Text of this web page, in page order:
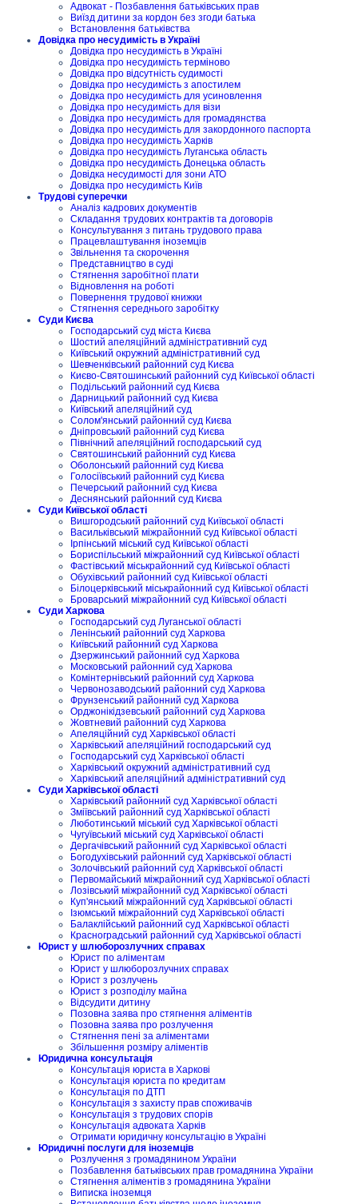
Адвокат - Позбавлення батьківських прав
Виїзд дитини за кордон без згоди батька
Встановлення батьківства
Довідка про несудимість в Україні
Довідка про несудимість в Україні
Довідка про несудимість терміново
Довідка про відсутність судимості
Довідка про несудимість з апостилем
Довідка про несудимість для усиновлення
Довідка про несудимість для візи
Довідка про несудимість для громадянства
Довідка про несудимість для закордонного паспорта
Довідка про несудимість Харків
Довідка про несудимість Луганська область
Довідка про несудимість Донецька область
Довідка несудимості для зони АТО
Довідка про несудимість Київ
Трудові суперечки
Аналіз кадрових документів
Складання трудових контрактів та договорів
Консультування з питань трудового права
Працевлаштування іноземців
Звільнення та скорочення
Представництво в суді
Стягнення заробітної плати
Відновлення на роботі
Повернення трудової книжки
Стягнення середнього заробітку
Суди Києва
Господарський суд міста Києва
Шостий апеляційний адміністративний суд
Київський окружний адміністративний суд
Шевченківський районний суд Києва
Києво-Святошинський районний суд Київської області
Подільський районний суд Києва
Дарницький районний суд Києва
Київський апеляційний суд
Солом'янський районний суд Києва
Дніпровський районний суд Києва
Північний апеляційний господарський суд
Святошинський районний суд Києва
Оболонський районний суд Києва
Голосіївський районний суд Києва
Печерський районний суд Києва
Деснянський районний суд Києва
Суди Київської області
Вишгородський районний суд Київської області
Васильківський міжрайонний суд Київської області
Ірпінський міський суд Київської області
Бориспільський міжрайонний суд Київської області
Фастівський міськрайонний суд Київської області
Обухівський районний суд Київської області
Білоцерківський міськрайонний суд Київської області
Броварський міжрайонний суд Київської області
Суди Харкова
Господарський суд Луганської області
Ленінський районний суд Харкова
Київський районний суд Харкова
Дзержинський районний суд Харкова
Московський районний суд Харкова
Комінтернівський районний суд Харкова
Червонозаводський районний суд Харкова
Фрунзенський районний суд Харкова
Орджонікідзевський районний суд Харкова
Жовтневий районний суд Харкова
Апеляційний суд Харківської області
Харківський апеляційний господарський суд
Господарський суд Харківської області
Харківський окружний адміністративний суд
Харківський апеляційний адміністративний суд
Суди Харківської області
Харківський районний суд Харківської області
Зміївський районний суд Харківської області
Люботинський міський суд Харківської області
Чугуївський міський суд Харківської області
Дергачівський районний суд Харківської області
Богодухівський районний суд Харківської області
Золочівський районний суд Харківської області
Первомайський міжрайонний суд Харківської області
Лозівський міжрайонний суд Харківської області
Куп'янський міжрайонний суд Харківської області
Ізюмський міжрайонний суд Харківської області
Балаклійський районний суд Харківської області
Красноградський районний суд Харківської області
Юрист у шлюборозлучних справах
Юрист по аліментам
Юрист у шлюборозлучних справах
Юрист з розлучень
Юрист з розподілу майна
Відсудити дитину
Позовна заява про стягнення аліментів
Позовна заява про розлучення
Стягнення пені за аліментами
Збільшення розміру аліментів
Юридична консультація
Консультація юриста в Харкові
Консультація юриста по кредитам
Консультація по ДТП
Консультація з захисту прав споживачів
Консультація з трудових спорів
Консультація адвоката Харків
Отримати юридичну консультацію в Україні
Юридичні послуги для іноземців
Розлучення з громадянином України
Позбавлення батьківських прав громадянина України
Стягнення аліментів з громадянина України
Виписка іноземця